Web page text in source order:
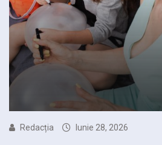
Redacția Iunie 28, 2026